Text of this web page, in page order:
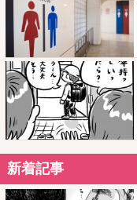
新着記事